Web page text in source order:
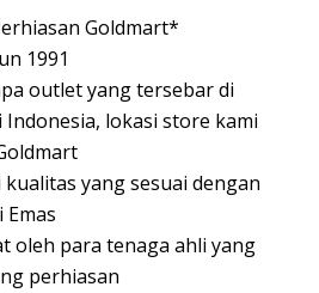
Goldmart*
1991
outlet yang tersebar di
lokasi store kami
yang sesuai dengan
oleh para tenaga ahli yang
perhiasan